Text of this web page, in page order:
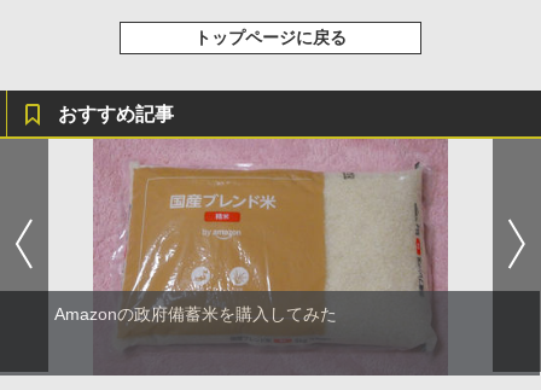
トップページに戻る
おすすめ記事
Amazonの政府備蓄米を購入してみた